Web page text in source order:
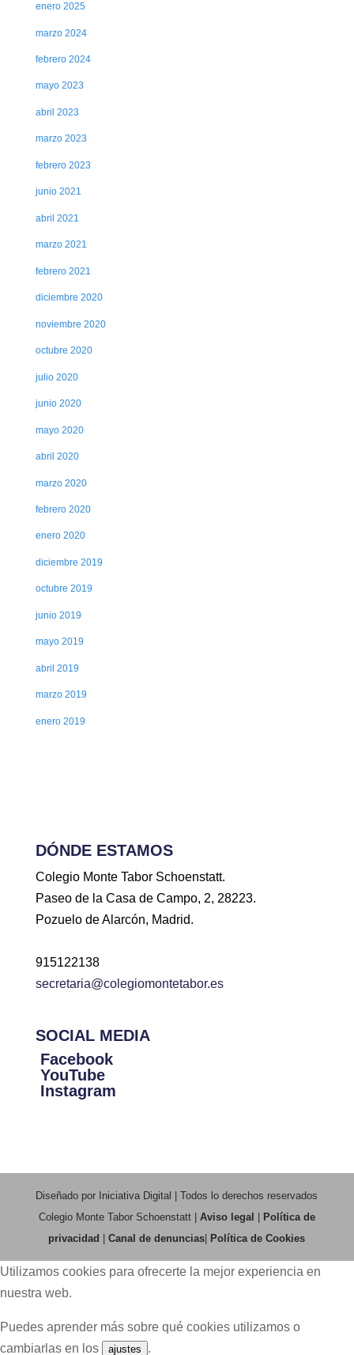
enero 2025
marzo 2024
febrero 2024
mayo 2023
abril 2023
marzo 2023
febrero 2023
junio 2021
abril 2021
marzo 2021
febrero 2021
diciembre 2020
noviembre 2020
octubre 2020
julio 2020
junio 2020
mayo 2020
abril 2020
marzo 2020
febrero 2020
enero 2020
diciembre 2019
octubre 2019
junio 2019
mayo 2019
abril 2019
marzo 2019
enero 2019
DÓNDE ESTAMOS
Colegio Monte Tabor Schoenstatt.
Paseo de la Casa de Campo, 2, 28223.
Pozuelo de Alarcón, Madrid.
915122138
secretaria@colegiomontetabor.es
SOCIAL MEDIA
Facebook
YouTube
Instagram
Diseñado por Iniciativa Digital | Todos lo derechos reservados
Colegio Monte Tabor Schoenstatt | Aviso legal
Política de
privacidad
|Canal de denuncias Política de Cookies
Utilizamos cookies para ofrecerte la mejor experiencia en
nuestra web.
Puedes aprender más sobre qué cookies utilizamos o
cambiarlas en los
ajustes .